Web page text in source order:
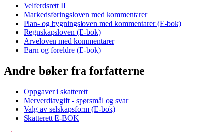
Velferdsrett II
Markedsføringsloven med kommentarer
Plan- og bygningsloven med kommentarer (E-bok)
Regnskapsloven (E-bok)
Arveloven med kommentarer
Barn og foreldre (E-bok)
Andre bøker fra forfatterne
Oppgaver i skatterett
Merverdiavgift - spørsmål og svar
Valg av selskapsform (E-bok)
Skatterett E-BOK